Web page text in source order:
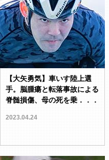
【大矢勇気】車いす陸上選
手。脳腫瘍と転落事故による
脊髄損傷、母の死を乗．．．
2023.04.24